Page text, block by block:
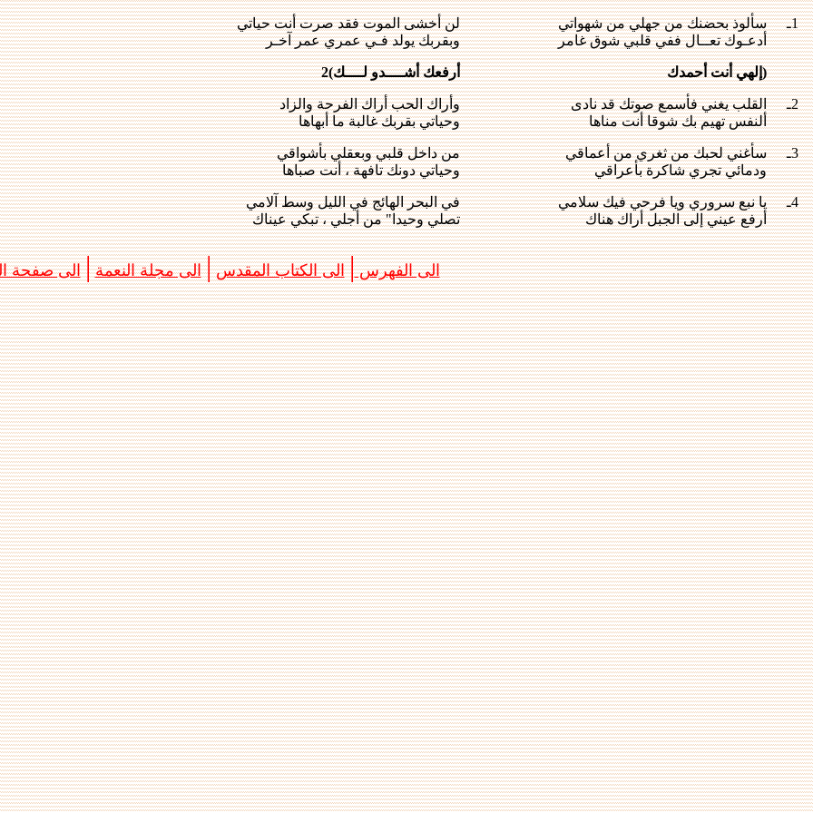
1ـ
سألوذ بحضنك من جهلي من شهواتي
أدعـوك تعــال ففي قلبي شوق غامر
لن أخشى الموت فقد صرت أنت حياتي
وبقربك يولد فـي عمري عمر آخـر
(إلهي أنت أحمدك أرفعك أشــــدو لــــك)2
2ـ
القلب يغني فأسمع صوتك قد نادى
ألنفس تهيم بك شوقا أنت مناها
وأراك الحب أراك الفرحة والزاد
وحياتي بقربك غالبة ما أبهاها
3ـ
سأغني لحبك من ثغري من أعماقي
ودمائي تجري شاكرة بأعراقي
من داخل قلبي وبعقلي بأشواقي
وحياتي دونك تافهة ، أنت صباها
4ـ
يا نبع سروري ويا فرحي فيك سلامي
أرفع عيني إلى الجبل أراك هناك
في البحر الهائج في الليل وسط آلامي
تصلي وحيدا" من أجلي ، تبكي عيناك
الى الفهرس| الى الكتاب المقدس | الى مجلة النعمة | الى صفحة